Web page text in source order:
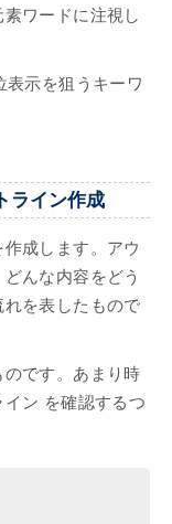
ワードに注視し
表示を狙うキーワ
ライン作成
成します。アウ
んな内容をどう
を表したもので
です。あまり時
ン を確認するつ